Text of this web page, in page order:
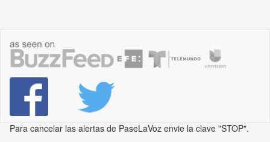
Para cancelar las alertas de PaseLaVoz envie la clave "STOP".